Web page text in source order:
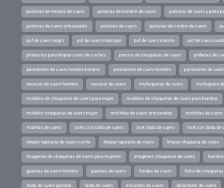
pulseras de trenzas de cuero pulseras de hombre de cuero pulseras de cuero y plata
pulseras de cuero artesanales pulseras de cuero pulseras de cordon de cuero
puf de cuero negro puf de cuero marroqui puf de cuero marron puf de cuero
productos para limpiar cuero de coches precios de chaquetas de cuero pitilleras de
pantalones de cuero hombre baratos pantalones de cuero hombre pantalones de
neceser de cuero hombre neceser de cuero muñequeras de cuero muñequera
modelos de chaquetas de cuero para mujer modelos de chaquetas de cuero para hombre
modelos chaquetas de cuero mujer mochilas de cuero artesanales mochilas de cuero
maletas de cuero looks con falda de cuero look falda de cuero look con falda de
limpiar tapiceria de cuero coche limpiar tapiceria de cuero limpiar chaqueta de cuero
imagenes de chaquetas de cuero para mujeres imagenes chaquetas de cuero
guantes de cuero hombre guantes de cuero fundas de cuero fotos de chaquetas
falda de cuero granate falda de cuero estuches de cuero delantales de cuero